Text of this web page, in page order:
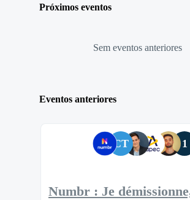
Próximos eventos
Sem eventos anteriores
Eventos anteriores
CT 1
Numbr : Je